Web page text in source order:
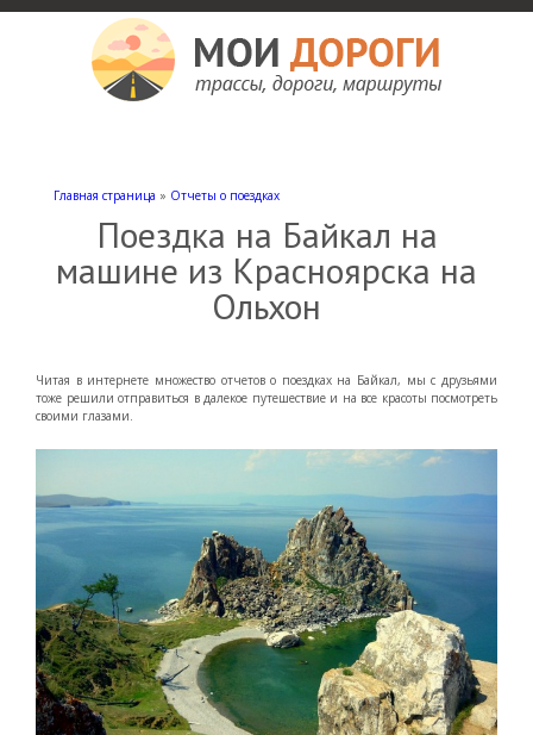
Главная страница » Отчеты о поездках
Поездка на Байкал на
машине из Красноярска на
Ольхон
Читая в интернете множество отчетов о поездках на Байкал, мы с друзьями
тоже решили отправиться в далекое путешествие и на все красоты посмотреть
своими глазами.